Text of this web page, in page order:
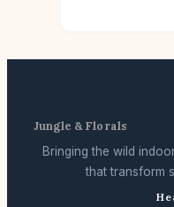
Jungle & Florals
Bringing the wild
that transform